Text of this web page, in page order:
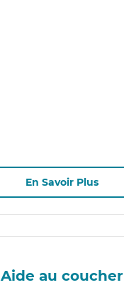
En Savoir Plus
Aide au coucher